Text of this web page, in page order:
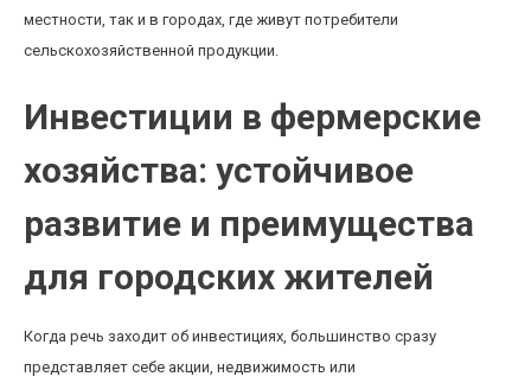
местности, так и в городах, где живут потребители
сельскохозяйственной продукции.
Инвестиции в фермерские
хозяйства: устойчивое
развитие и преимущества
для городских жителей
Когда речь заходит об инвестициях, большинство сразу
представляет себе акции, недвижимость или